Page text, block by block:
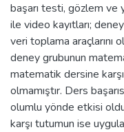
başarı testi, gözlem ve
ile video kayıtları;
veri toplama araçlarını
deney grubunun
matematik dersine
olmamıştır. Ders
olumlu yönde etkisi
karşı tutumun ise